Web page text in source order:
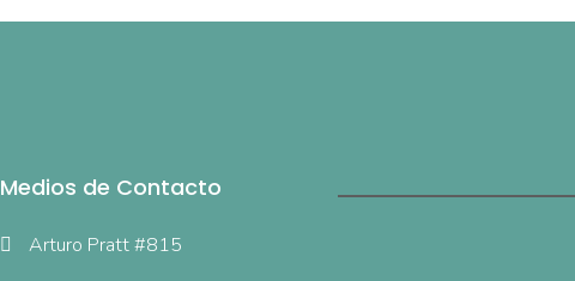
Medios de Contacto
Arturo Pratt #815